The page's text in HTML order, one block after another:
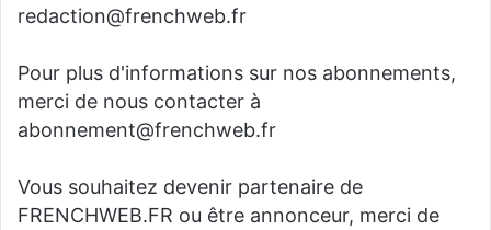
redaction@frenchweb.fr
Pour plus d'informations sur nos abonnements,
merci de nous contacter à
abonnement@frenchweb.fr
Vous souhaitez devenir partenaire de
FRENCHWEB.FR ou être annonceur, merci de